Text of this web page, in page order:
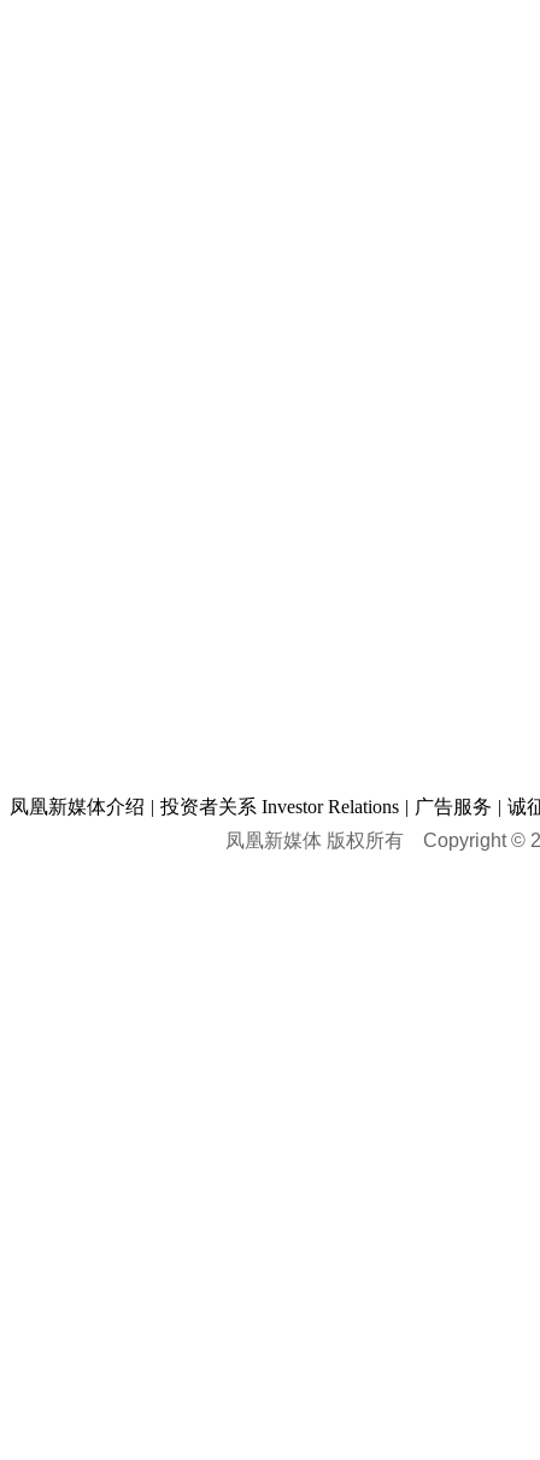
凤凰新媒体介绍 | 投资者关系 Investor Relations | 广告服务 | 诚
凤凰新媒体 版权所有 Copyright ©